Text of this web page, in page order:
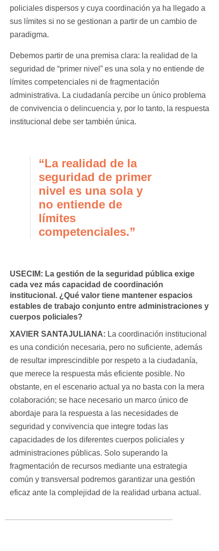
policiales dispersos y cuya coordinación ya ha llegado a
sus límites si no se gestionan a partir de un cambio de
paradigma.
Debemos partir de una premisa clara: la realidad de la
seguridad de “primer nivel” es una sola y no entiende de
límites competenciales ni de fragmentación
administrativa. La ciudadanía percibe un único problema
de convivencia o delincuencia y, por lo tanto, la respuesta
institucional debe ser también única.
“La realidad de la
seguridad de primer
nivel es una sola y
no entiende de
límites
competenciales.”
USECIM: La gestión de la seguridad pública exige
cada vez más capacidad de coordinación
institucional. ¿Qué valor tiene mantener espacios
estables de trabajo conjunto entre administraciones y
cuerpos policiales?
XAVIER SANTAJULIANA: La coordinación institucional
es una condición necesaria, pero no suficiente, además
de resultar imprescindible por respeto a la ciudadanía,
que merece la respuesta más eficiente posible. No
obstante, en el escenario actual ya no basta con la mera
colaboración; se hace necesario un marco único de
abordaje para la respuesta a las necesidades de
seguridad y convivencia que integre todas las
capacidades de los diferentes cuerpos policiales y
administraciones públicas. Solo superando la
fragmentación de recursos mediante una estrategia
común y transversal podremos garantizar una gestión
eficaz ante la complejidad de la realidad urbana actual.